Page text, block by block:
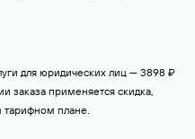
для юридических лиц — 3898 ₽
применяется скидка,
плане.